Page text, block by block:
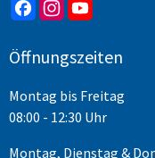
Öffnungszeiten
Montag bis Freitag
08:00 - 12:30 Uhr
Montag, Dienstag &